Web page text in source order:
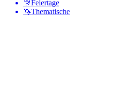
🎊Feiertage
🦄Thematische